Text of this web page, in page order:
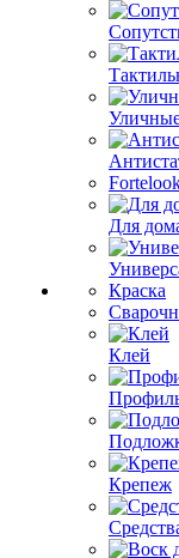
Для
Краска
Клей
Крепеж